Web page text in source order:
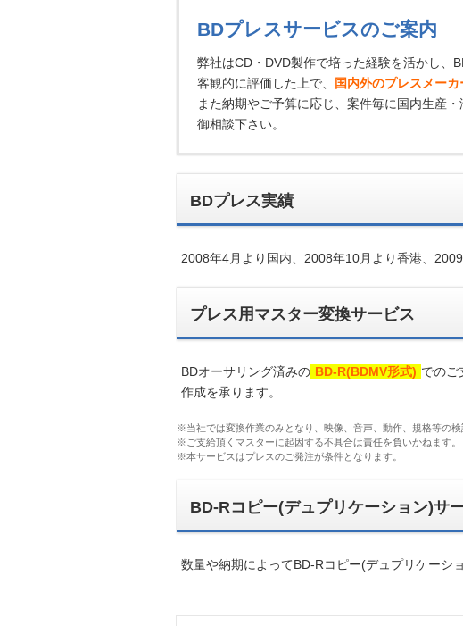
BDプレスサービスのご案内
弊社はCD・DVD製作で培った経験を活かし、
客観的に評価した上で、
国内外のプレスメー
また納期やご予算に応じ、案件毎に国内生産
御相談下さい。
BDプレス実績
2008年4月より国内、2008年10月より香港、
プレス用マスター変換サービス
BDオーサリング済みの BD-R(BDMV形式) でのご
作成を承ります。
※当社では変換作業のみとなり、映像、音声、動作、規格等の検
※ご支給頂くマスターに起因する不具合は責任を負いかねます。
※本サービスはプレスのご発注が条件となります。
BD-Rコピー(デュプリケーション)サ
数量や納期によってBD-Rコピー(デュプリケーシ